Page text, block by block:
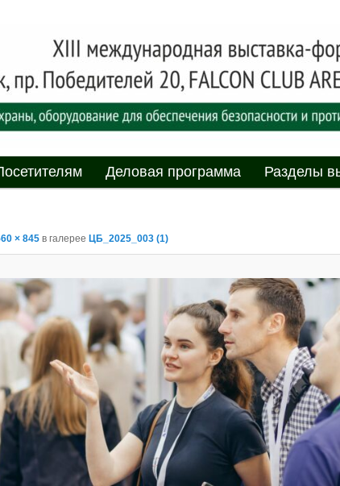
выставка-форум
противопожарной защиты. 4-5 июня 2025, Минск, пр.
Деловая программа Разделы
× 845 в галерее ЦБ_2025_003 (1)